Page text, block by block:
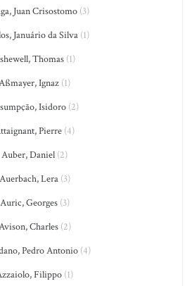
Juan Crisostomo(3)
Januário da Silva (1)
Thomas (1)
Ignaz (1)
Isidoro (2)
Pierre (4)
Auber, Daniel (2)
Auerbach, Lera(3)
Auric, Georges(3)
Charles(2)
Pedro Antonio (4)
Filippo (1)